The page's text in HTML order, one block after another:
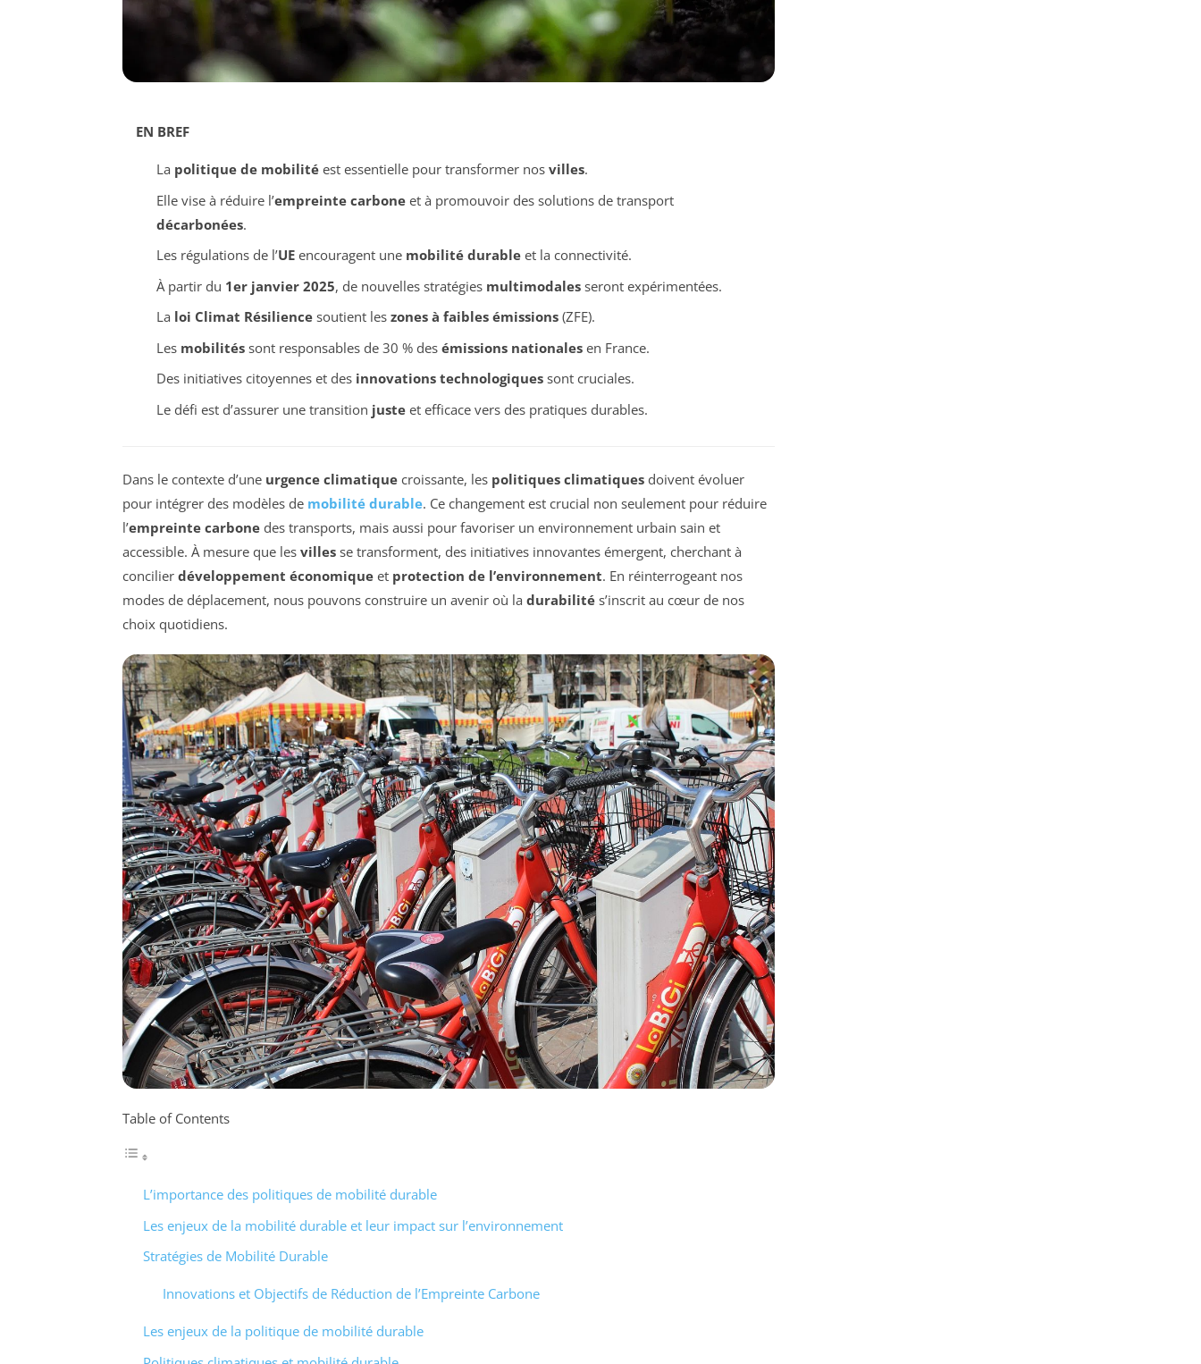
EN BREF
La politique de mobilitéest essentielle pour transformer nos villes.
Elle vise à réduire l’empreinte carboneet à promouvoir des solutions de transport
décarbonées.
Les régulations de l’UEencouragent une mobilité durableet la connectivité.
À partir du 1er janvier 2025, de nouvelles stratégies multimodalesseront expérimentées.
La loi Climat Résiliencesoutient les zones à faibles émissions(ZFE).
Les mobilitéssont responsables de 30 % des émissions nationalesen France.
Des initiatives citoyennes et des innovations technologiquessont cruciales.
Le défi est d’assurer une transition justeet efficace vers des pratiques durables.
Dans le contexte d’une urgence climatique croissante, les politiques climatiques doivent évoluer
pour intégrer des modèles de mobilité durable. Ce changement est crucial non seulement pour réduire
l’empreinte carbone des transports, mais aussi pour favoriser un environnement urbain sain et
accessible. À mesure que les villes se transforment, des initiatives innovantes émergent, cherchant à
concilier développement économique et protection de l’environnement. En réinterrogeant nos
modes de déplacement, nous pouvons construire un avenir où la durabilité s’inscrit au cœur de nos
choix quotidiens.
Table of Contents
L’importance des politiques de mobilité durable
Les enjeux de la mobilité durable et leur impact sur l’environnement
Stratégies de Mobilité Durable
Innovations et Objectifs de Réduction de l’Empreinte Carbone
Les enjeux de la politique de mobilité durable